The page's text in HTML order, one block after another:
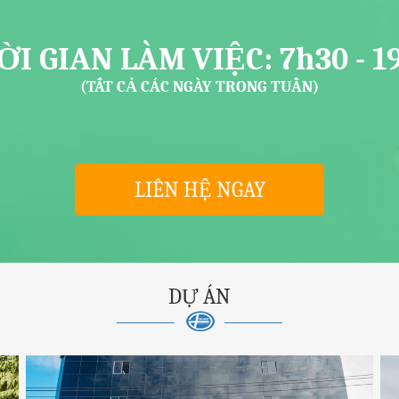
GIAN LÀM VIỆC: 7h30 -
(TẤT CẢ CÁC NGÀY TRONG TUẦN)
LIÊN HỆ NGAY
DỰ ÁN